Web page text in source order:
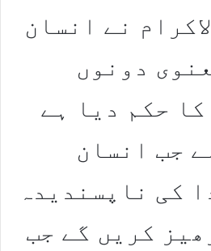
نے انسان
دونوں
حکم دیا ہے
جب انسان
کی ناپسندیدہ
کریں گے جب